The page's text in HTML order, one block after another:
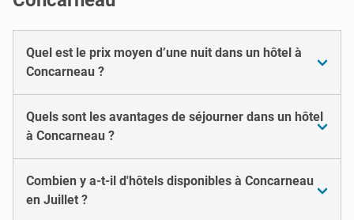
Quel est le prix moyen d’une nuit dans un hôtel à
Concarneau ?
Quels sont les avantages de séjourner dans un hôtel
à Concarneau ?
Combien y a-t-il d'hôtels disponibles à Concarneau
en Juillet ?